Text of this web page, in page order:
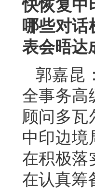
快恢复中
哪些对话
表会晤达
郭嘉昆
全事务高
顾问多瓦
中印边境
在积极落
在认真筹